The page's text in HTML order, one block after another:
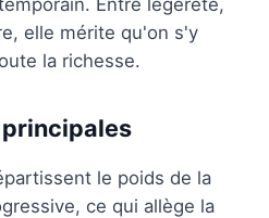
elle mérite qu'on s'y
la richesse.
le poids de la
ce qui allège la